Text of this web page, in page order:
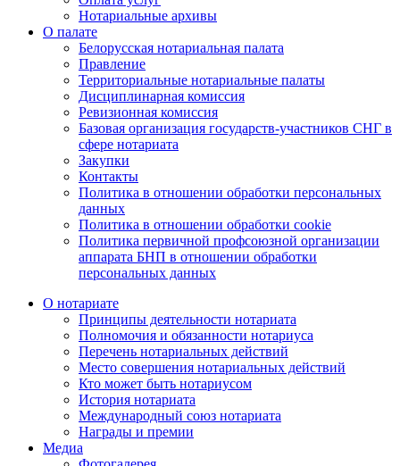
Нотариальные архивы
О палате
Белорусская нотариальная палата
Правление
Территориальные нотариальные палаты
Дисциплинарная комиссия
Ревизионная комиссия
Базовая организация государств-участников СНГ в
сфере нотариата
Закупки
Контакты
Политика в отношении обработки персональных
данных
Политика в отношении обработки cookie
Политика первичной профсоюзной организации
аппарата БНП в отношении обработки
персональных данных
О нотариате
Принципы деятельности нотариата
Полномочия и обязанности нотариуса
Перечень нотариальных действий
Место совершения нотариальных действий
Кто может быть нотариусом
История нотариата
Международный союз нотариата
Награды и премии
Медиа